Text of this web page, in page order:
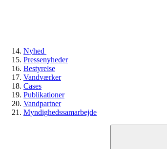
Nyhed
Pressenyheder
Bestyrelse
Vandværker
Cases
Publikationer
Vandpartner
Myndighedssamarbejde